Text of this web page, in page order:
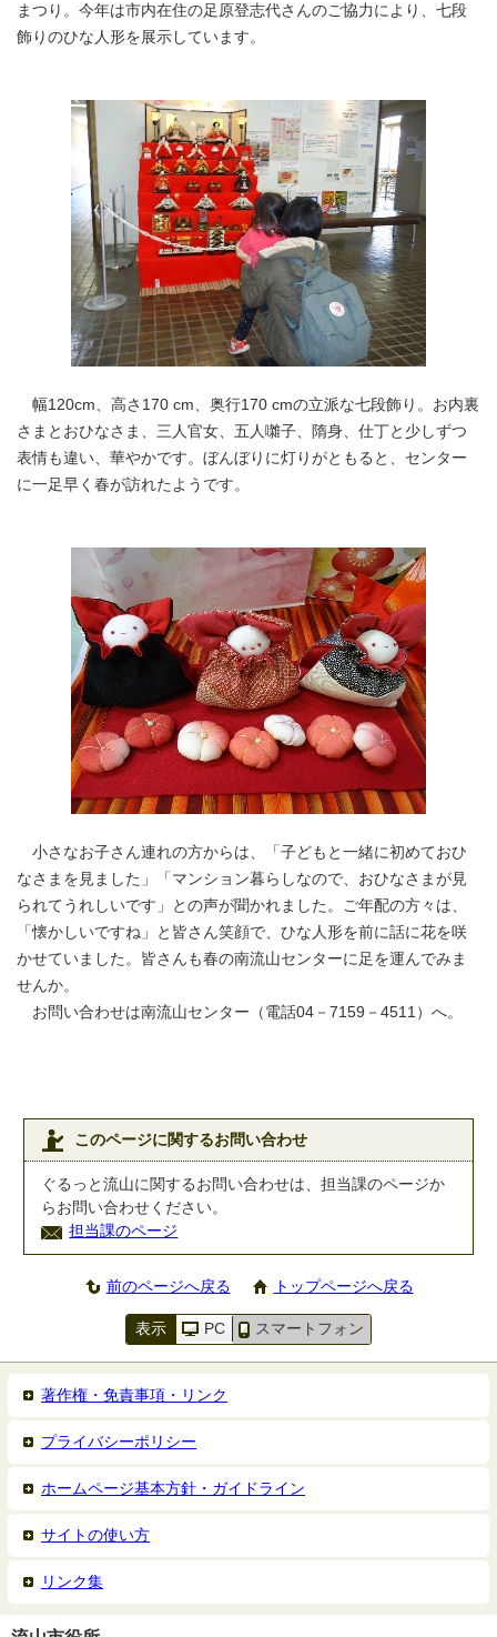
まつり。今年は市内在住の足原登志代さんのご協力により、七段
飾りのひな人形を展示しています。
幅120cm、高さ170 cm、奥行170 cmの立派な七段飾り。お内裏
さまとおひなさま、三人官女、五人囃子、隋身、仕丁と少しずつ
表情も違い、華やかです。ぼんぼりに灯りがともると、センター
に一足早く春が訪れたようです。
小さなお子さん連れの方からは、「子どもと一緒に初めておひ
なさまを見ました」「マンション暮らしなので、おひなさまが見
られてうれしいです」との声が聞かれました。ご年配の方々は、
「懐かしいですね」と皆さん笑顔で、ひな人形を前に話に花を咲
かせていました。皆さんも春の南流山センターに足を運んでみま
せんか。
お問い合わせは南流山センター（電話04－7159－4511）へ。
このページに関するお問い合わせ
ぐるっと流山に関するお問い合わせは、担当課のページか
らお問い合わせください。
担当課のページ
前のページへ戻る トップページへ戻る
表示 PC スマートフォン
著作権・免責事項・リンク
プライバシーポリシー
ホームページ基本方針・ガイドライン
サイトの使い方
リンク集